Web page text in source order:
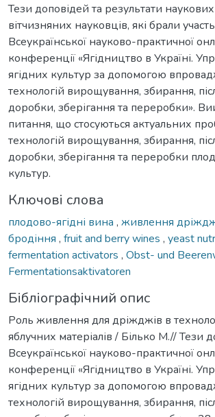
Тези доповідей та результати
вітчизняних науковців, які брали
Всеукраїнської науково-практичної
конференції «Ягідництво в Україні.
ягідних культур за допомогою
технологій вирощування, збирання,
доробки, зберігання та переробки».
питання, що стосуються актуальних
технологій вирощування, збирання,
доробки, зберігання та переробки
культур.
Ключові слова
плодово-ягідні вина , живлення
бродіння , fruit and berry wines , yeast
fermentation activators , Obst- und
Fermentationsaktivatoren
Бібліографічний опис
Роль живлення для дріжджів в
яблучних матеріалів / Білько М.// Тези
Всеукраїнської науково-практичної
конференції «Ягідництво в Україні.
ягідних культур за допомогою
технологій вирощування, збирання,